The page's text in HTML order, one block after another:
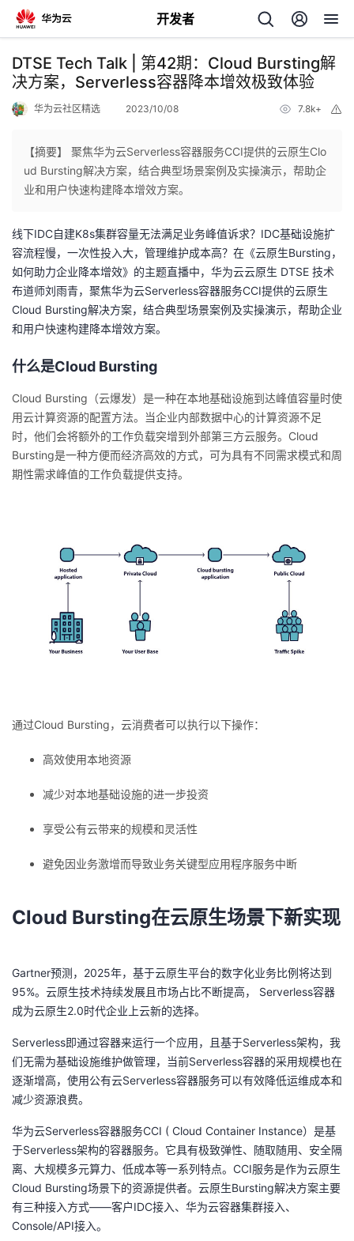
开发者
返
回
个
人
主
页
我
的
开
我
的
我
注
开
发
我
课
的
证
我
实
验
的
收
藏
的
Programs
我
的
的
术
持
我
云
建
议
DTSE Tech Talk | 第42期：Cloud Bursting解
决方案，Serverless容器降本增效极致体验
华为云社区精选 2023/10/08 7.8k+
【摘要】 聚焦华为云Serverless容器服务CCI提供的云原生Clo
ud Bursting解决方案，结合典型场景案例及实操演示，帮助企
业和用户快速构建降本增效方案。
线下IDC自建K8s集群容量无法满足业务峰值诉求？IDC基础设施扩
容流程慢，一次性投入大，管理维护成本高？在《云原生Bursting，
如何助力企业降本增效》的主题直播中，华为云云原生 DTSE 技术
布道师刘雨青，聚焦华为云Serverless容器服务CCI提供的云原生
Cloud Bursting解决方案，结合典型场景案例及实操演示，帮助企业
和用户快速构建降本增效方案。
什么是Cloud Bursting
Cloud Bursting（云爆发）是一种在本地基础设施到达峰值容量时使
用云计算资源的配置方法。当企业内部数据中心的计算资源不足
时，他们会将额外的工作负载突增到外部第三方云服务。Cloud
Bursting是一种方便而经济高效的方式，可为具有不同需求模式和周
期性需求峰值的工作负载提供支持。
通过Cloud Bursting，云消费者可以执行以下操作：
高效使用本地资源
减少对本地基础设施的进一步投资
享受公有云带来的规模和灵活性
避免因业务激增而导致业务关键型应用程序服务中断
Cloud Bursting在云原生场景下新实现
Gartner预测，2025年，基于云原生平台的数字化业务比例将达到
95%。 云原生技术持续发展且市场占比不断提高， Serverless容器
成为云原生2.0时代企业上云新的选择。
Serverless即通过容器来运行一个应用，且基于Serverless架构，我
们无需为基础设施维护做管理，当前Serverless容器的采用规模也在
逐渐增高，使用公有云Serverless容器服务可以有效降低运维成本和
减少资源浪费。
华为云Serverless容器服务CCI ( Cloud Container Instance）是基
于Serverless架构的容器服务。它具有极致弹性、随取随用、安全隔
离、大规模多元算力、低成本等一系列特点。CCI服务是作为云原生
Cloud Bursting场景下的资源提供者。云原生Bursting解决方案主要
有三种接入方式——客户IDC接入、华为云容器集群接入、
Console/API接入。